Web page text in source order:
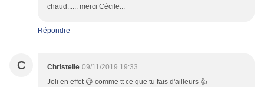
chaud...... merci Cécile...
Répondre
C Christelle 09/11/2019 19:33
Joli en effet 😉 comme tt ce que tu fais d'ailleurs 👍